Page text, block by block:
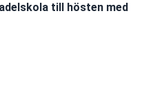
till hösten med